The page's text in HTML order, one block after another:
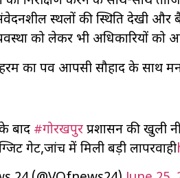
स्थलों की स्थिति देखी और
को लेकर भी अधिकारियों को
का पर्व आपसी सौहार्द के साथ
बाद #गोरखपुर प्रशासन की खुली
गेट,जांच में मिली बड़ी लापरवाही